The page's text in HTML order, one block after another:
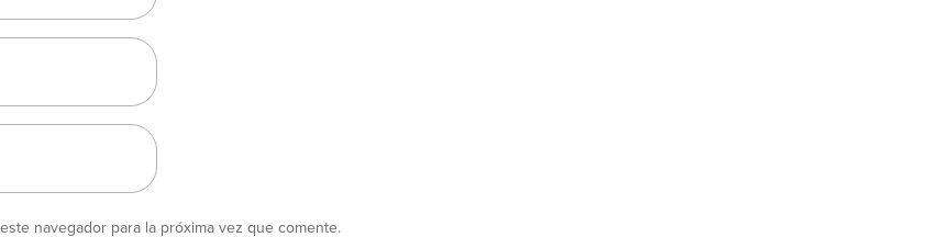
navegador para la próxima vez que comente.